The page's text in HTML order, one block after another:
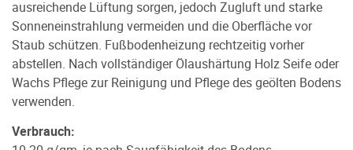
ausreichende Lüftung sorgen, jedoch Zugluft und starke
Sonneneinstrahlung vermeiden und die Oberfläche vor
Staub schützen. Fußbodenheizung rechtzeitig vorher
abstellen. Nach vollständiger Ölaushärtung Holz Seife oder
Wachs Pflege zur Reinigung und Pflege des geölten Bodens
verwenden.
Verbrauch: